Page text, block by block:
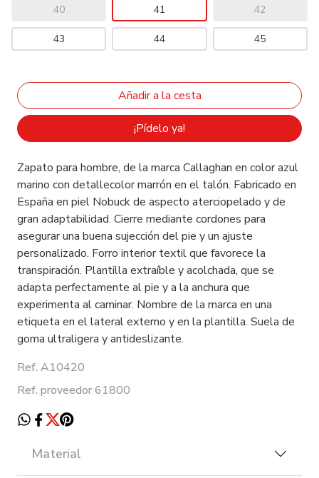
40 41 42
43 44 45
¡Pídelo ya!
Zapato para hombre, de la marca Callaghan en color azul
marino con detallecolor marrón en el talón. Fabricado en
España en piel Nobuck de aspecto aterciopelado y de
gran adaptabilidad. Cierre mediante cordones para
asegurar una buena sujección del pie y un ajuste
personalizado. Forro interior textil que favorece la
transpiración. Plantilla extraíble y acolchada, que se
adapta perfectamente al pie y a la anchura que
experimenta al caminar. Nombre de la marca en una
etiqueta en el lateral externo y en la plantilla. Suela de
goma ultraligera y antideslizante.
Ref. A10420
Ref. proveedor 61800
Material